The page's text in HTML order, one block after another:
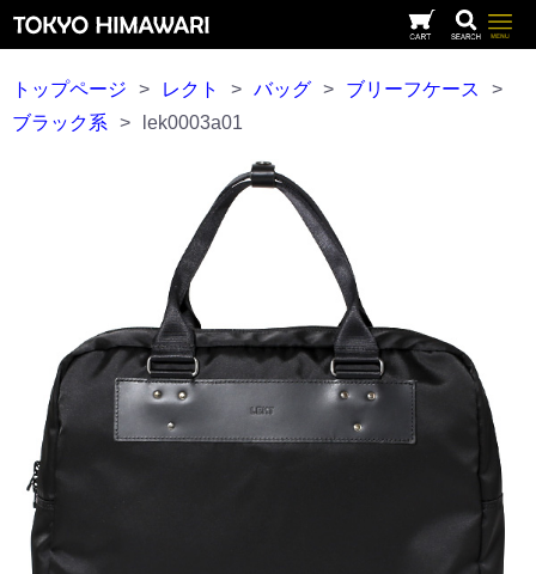
トップページ > レクト > バッグ > ブリーフケース
>
ブラック系
> lek0003a01